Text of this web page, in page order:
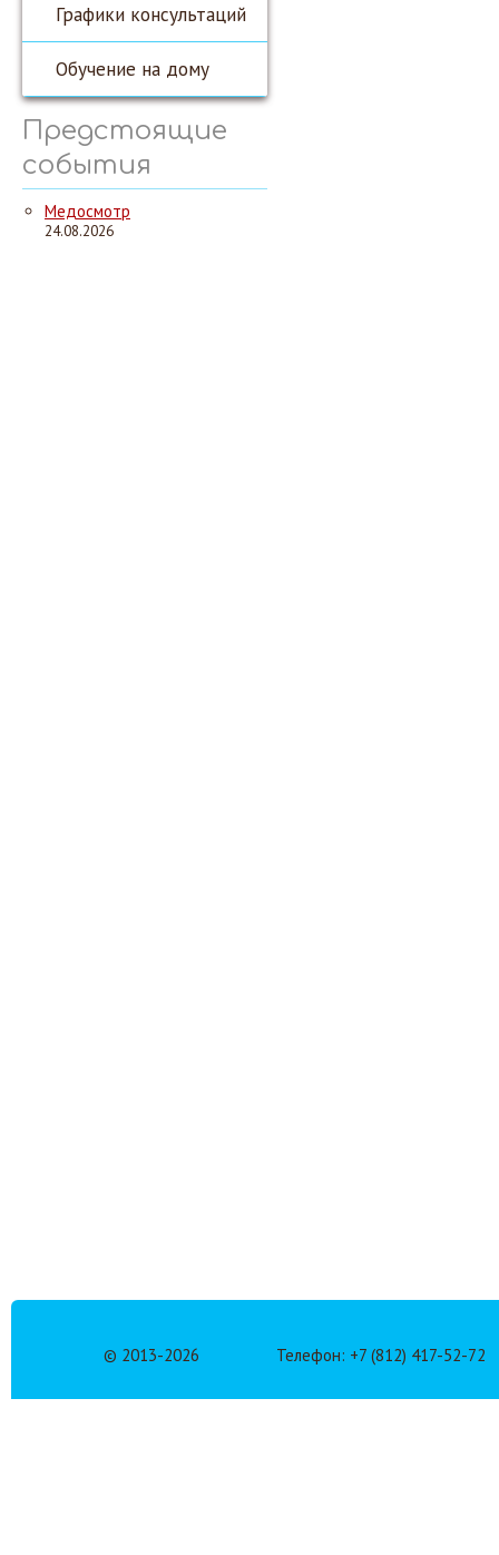
Графики консультаций
Обучение на дому
Предстоящие
события
Медосмотр
24.08.2026
© 2013-2026 Телефон: +7 (812) 417-52-72